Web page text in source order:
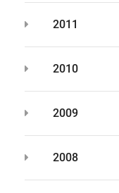
2011
2010
2009
2008